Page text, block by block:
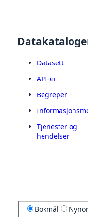
Datasett
API-er
Begreper
Tjenester og
hendelser
Bokmål